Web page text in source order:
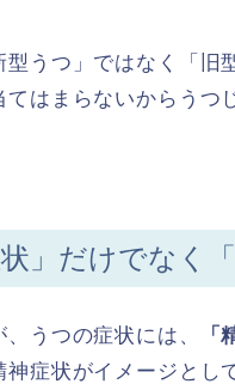
うつ」ではなく「旧
はまらないからうつ
」だけでなく
うつの症状には、 「
症状がイメージとし